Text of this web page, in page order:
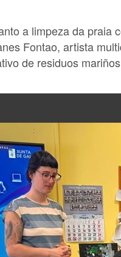
a limpeza da praia
Fontao, artista
de residuos